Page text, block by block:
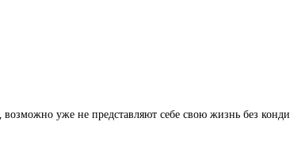
уже не представляют себе свою жизнь без